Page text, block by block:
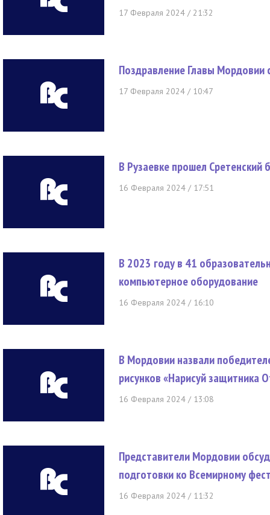
17 Февраля 2024 / 21:32
Поздравление Главы Мордовии
17 Февраля 2024 / 10:47
В Рузаевке прошел Сретенский
16 Февраля 2024 / 17:51
В 2023 году в 41
компьютерное оборудование
16 Февраля 2024 / 16:10
В Мордовии назвали
рисунков «Нарисуй защитника
16 Февраля 2024 / 13:08
Представители Мордовии
подготовки ко Всемирному
16 Февраля 2024 / 11:32